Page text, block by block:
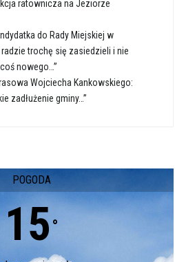
ratownicza na Jeziorze
do Rady Miejskiej w
radzie trochę się zasiedzieli i nie
nowego…”
Wojciecha Kankowskiego:
zadłużenie gminy…”
POGODA
15 °